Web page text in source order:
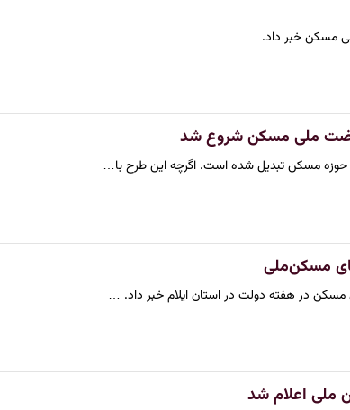
ملی مسکن شروع شد
مسکن تبدیل شده است. اگرچه این طرح با…
مسکن‌ملی
ملی اعلام شد